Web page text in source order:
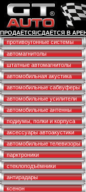
ПРОДАЁТСЯ/СДАЁТСЯ В
противоугонные системы
автомагнитолы
штатные автомагнитолы
автомобильная акустика
автомобильные сабвуферы
автомобильные усилители
автомобильные антенны
подиумы, полки и корпуса
аксессуары автоакустики
автомобильные телевизоры
парктроники
стеклоподъёмники
антирадары
ксенон